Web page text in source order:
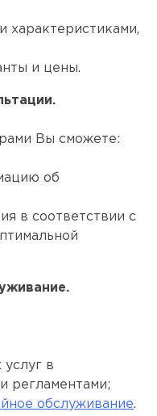
характеристиками,
и цены.
Вы сможете:
об
в соответствии с
в
регламентами;
обслуживание.